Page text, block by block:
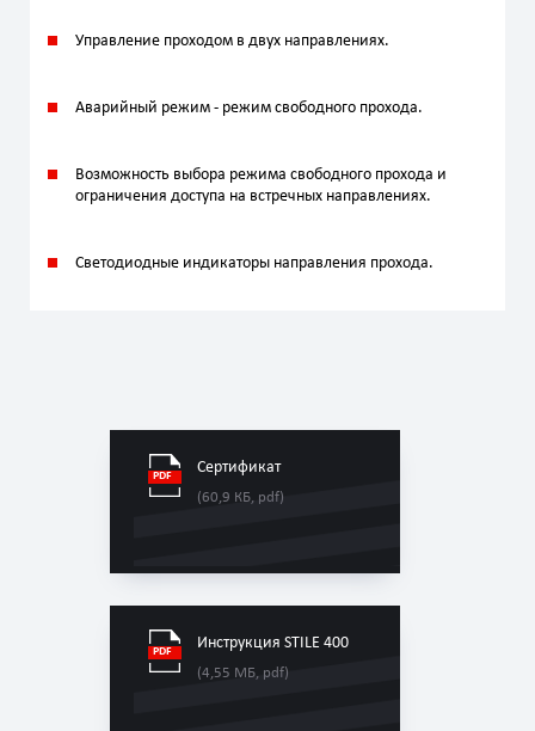
Сертификат
(60,9 КБ, pdf)
Инструкция STILE 400
(4,55 МБ, pdf)
Управление проходом в двух направлениях.
Аварийный режим - режим свободного прохода.
Возможность выбора режима свободного прохода и
ограничения доступа на встречных направлениях.
Светодиодные индикаторы направления прохода.